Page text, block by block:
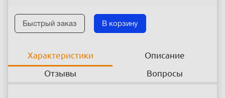
Быстрый заказ В корзину
Характеристики
Описание
Отзывы
Вопросы